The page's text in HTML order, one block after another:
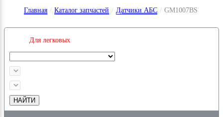
Главная / Каталог запчастей / Датчики АБС / GM1007BS
Для легковых
НАЙТИ